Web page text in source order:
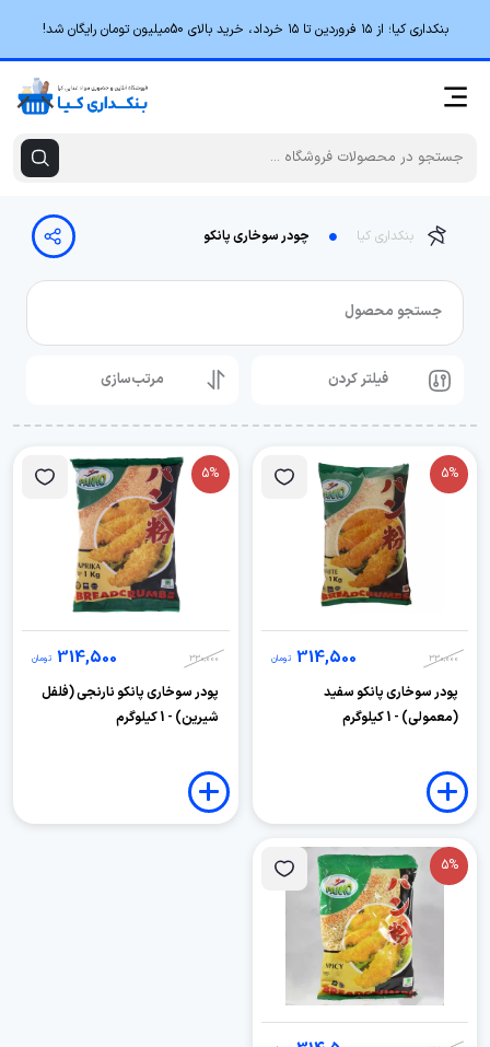
بنکداری کیا؛ از ۱۵ فروردین تا ۱۵ خرداد، خرید بالای 50میلیون تومان رایگان شد!
بنکداری کیا چودر سوخاری پانکو
جستجو محصول
فیلتر کردن مرتب‌سازی
5%
330,000
314,500 تومان
پودر سوخاری پانکو سفید
(معمولی) - 1 کیلوگرم
5%
330,000
314,500 تومان
پودر سوخاری پانکو نارنجی (فلفل
شیرین) - 1 کیلوگرم
5%